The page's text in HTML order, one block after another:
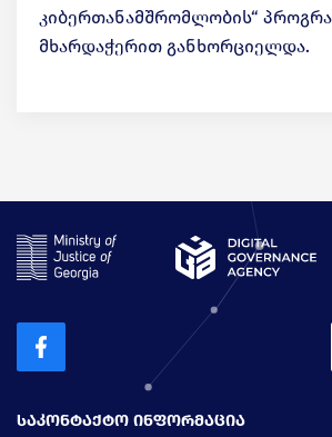
კიბერთანამშრომლობის“
მხარდაჭერით განხორციელდა.
ᲡᲐᲙᲝᲜᲢᲐᲥᲢᲝ ᲘᲜᲤᲝᲠᲛᲐᲪᲘᲐ